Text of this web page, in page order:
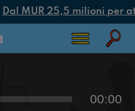
Dal MUR 25,5 milioni per
00:00